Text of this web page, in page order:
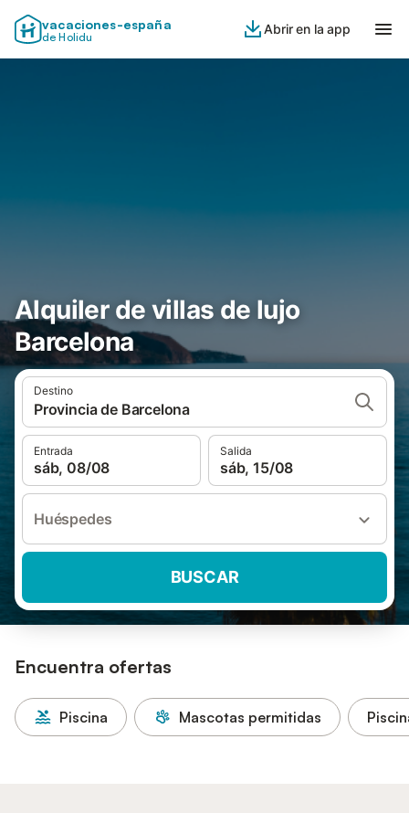
vacaciones-españa
de Holidu
Abrir en la app
Alquiler de villas de lujo
Barcelona
Destino
Provincia de Barcelona
Entrada
sáb, 08/08
Salida
sáb, 15/08
Huéspedes
BUSCAR
Encuentra ofertas
Piscina Mascotas permitidas